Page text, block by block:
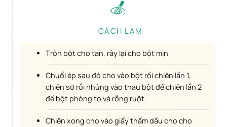
CÁCH LÀM
Trộn bột cho tan, rây lại cho bột mịn
Chuối ép sau đó cho vào bột rồi chiên lần 1,
chiên sơ rồi nhúng vào thau bột để chiên lần 2
để bột phòng to và rỗng ruột.
Chiên xong cho vào giấy thấm dầu cho cho